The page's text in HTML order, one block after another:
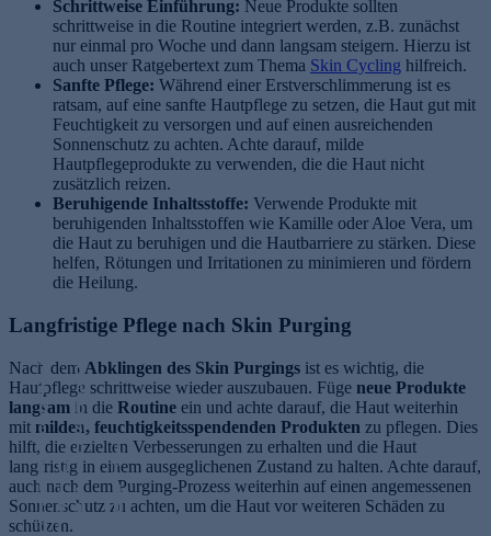
Schrittweise Einführung: Neue Produkte sollten
schrittweise in die Routine integriert werden, z.B. zunächst
nur einmal pro Woche und dann langsam steigern. Hierzu ist
auch unser Ratgebertext zum Thema Skin Cycling hilfreich.
Sanfte Pflege: Während einer Erstverschlimmerung ist es
ratsam, auf eine sanfte Hautpflege zu setzen, die Haut gut mit
Feuchtigkeit zu versorgen und auf einen ausreichenden
Sonnenschutz zu achten. Achte darauf, milde
Hautpflegeprodukte zu verwenden, die die Haut nicht
zusätzlich reizen.
Beruhigende Inhaltsstoffe: Verwende Produkte mit
beruhigenden Inhaltsstoffen wie Kamille oder Aloe Vera, um
die Haut zu beruhigen und die Hautbarriere zu stärken. Diese
helfen, Rötungen und Irritationen zu minimieren und fördern
die Heilung.
Langfristige Pflege nach Skin Purging
Nach dem Abklingen des Skin Purgings ist es wichtig, die
Hautpflege schrittweise wieder auszubauen. Füge neue Produkte
langsam in die Routine ein und achte darauf, die Haut weiterhin
mit milden, feuchtigkeitsspendenden Produkten zu pflegen. Dies
hilft, die erzielten Verbesserungen zu erhalten und die Haut
langfristig in einem ausgeglichenen Zustand zu halten. Achte darauf,
auch nach dem Purging-Prozess weiterhin auf einen angemessenen
Sonnenschutz zu achten, um die Haut vor weiteren Schäden zu
schützen.
T
o
n
e
r
ü
r
d
Q
1
0
f
S
el
b
st
b
r
ä
u
T
r
a
n